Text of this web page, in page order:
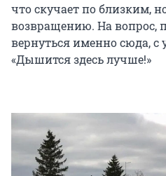
что скучает по близким,
возвращению. На вопрос,
вернуться именно сюда, с
«Дышится здесь лучше!»